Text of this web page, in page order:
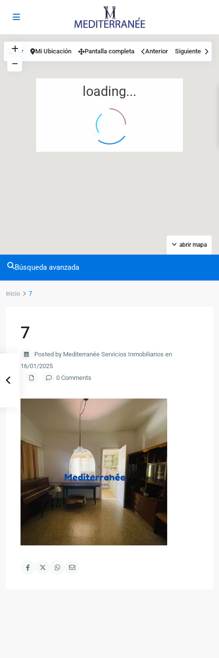
12
loading...
abrir mapa
Ver Mi Ubicación Pantalla completa Anterior Siguiente
Búsqueda avanzada
Inicio 7
7
Posted by Mediterranée Servicios Inmobiliarios en
16/01/2025
0 Comments